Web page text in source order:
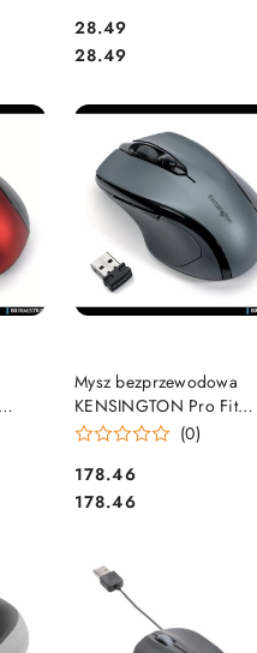
Cena:
28.49
Cena:
28.49
Mysz bezprzewodowa
KENSINGTON Pro Fit
grafitowa K72423WW
(0)
Cena:
178.46
Cena:
178.46
DO KOSZYKA